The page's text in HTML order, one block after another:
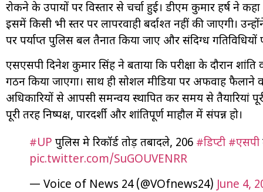
रोकने के उपायों पर विस्तार से चर्चा हुई। डीएम कुमार हर्ष ने कहा
इसमें किसी भी स्तर पर लापरवाही बर्दाश्त नहीं की जाएगी।
पर पर्याप्त पुलिस बल तैनात किया जाए और संदिग्ध
एसएसपी दिनेश कुमार सिंह ने बताया कि परीक्षा के दौरान
गठन किया जाएगा। साथ ही सोशल मीडिया पर अफवाह फैलाने
अधिकारियों से आपसी समन्वय स्थापित कर समय से तैयारियां पूरी
पूरी तरह निष्पक्ष, पारदर्शी और शांतिपूर्ण माहौल में संपन्न हो।
#UP पुलिस मे रिकॉर्ड तोड़ तबादले, 206 #डिप्टी #एसपी
pic.twitter.com/SuGOUVENRR
— Voice of News 24 (@VOfnews24) June 4,